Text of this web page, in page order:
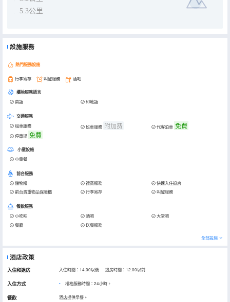
5.3公里
設施服務
熱門服務設施
行李寄存 叫醒服務 酒吧
櫃枱服務語言
英語 印地語
交通服務
租車服務 班車服務 附加费 代客泊車 免費
停車場 免費
小童設施
小童餐
前台服務
儲物櫃 禮賓服務
快速入住退房
前台貴重物品保險櫃
行李寄存 叫醒服務
餐飲服務
小吃吧 酒吧
大堂吧
餐廳
送餐服務
全部設施
酒店政策
入住和退房 入住時間：14:00以後 退房時間：12:00以前
入住方式 櫃枱服務時間：24小時。
餐飲 酒店提供早餐。